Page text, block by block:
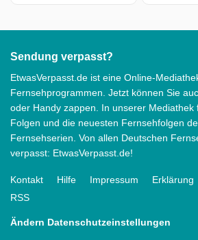
Sendung verpasst?
EtwasVerpasst.de ist eine Online-
Fernsehprogrammen. Jetzt können Sie
oder Handy zappen. In unserer Mediathek
Folgen und die neuesten Fernsehfolgen
Fernsehserien. Von allen Deutschen
verpasst: EtwasVerpasst.de!
Kontakt Hilfe Impressum Erklärung
RSS
Ändern Datenschutzeinstellungen